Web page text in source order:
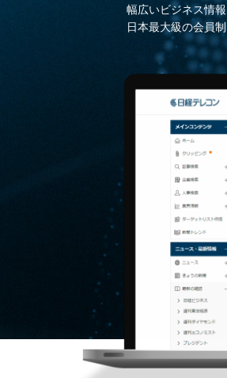
幅広いビジネス情報
日本最大級の会員